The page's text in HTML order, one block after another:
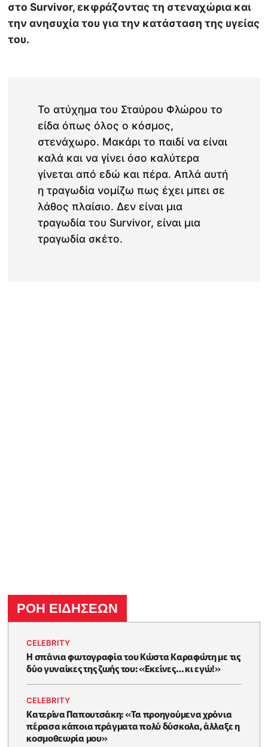
στο Survivor, εκφράζοντας τη στεναχώρια και
την ανησυχία του για την κατάσταση της υγείας
του.
Το ατύχημα του Σταύρου Φλώρου το
είδα όπως όλος ο κόσμος,
στενάχωρο. Μακάρι το παιδί να είναι
καλά και να γίνει όσο καλύτερα
γίνεται από εδώ και πέρα. Απλά αυτή
η τραγωδία νομίζω πως έχει μπει σε
λάθος πλαίσιο. Δεν είναι μια
τραγωδία του Survivor, είναι μια
τραγωδία σκέτο.
ΡΟΗ ΕΙΔΗΣΕΩΝ
CELEBRITY
Η σπάνια φωτογραφία του Κώστα Καραφώτη με τις
δύο γυναίκες της ζωής του: «Εκείνες… κι εγώ!»
CELEBRITY
Κατερίνα Παπουτσάκη: «Τα προηγούμενα χρόνια
πέρασα κάποια πράγματα πολύ δύσκολα, άλλαξε η
κοσμοθεωρία μου»